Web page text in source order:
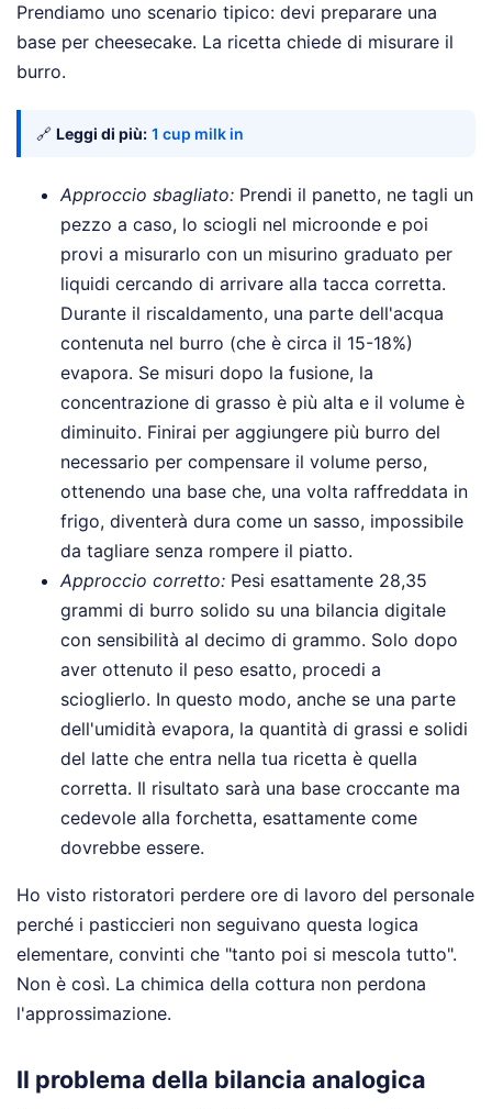
Prendiamo uno scenario tipico: devi preparare una
base per cheesecake. La ricetta chiede di misurare il
burro.
🔗 Leggi di più: 1 cup milk in
Approccio sbagliato: Prendi il panetto, ne tagli un
pezzo a caso, lo sciogli nel microonde e poi
provi a misurarlo con un misurino graduato per
liquidi cercando di arrivare alla tacca corretta.
Durante il riscaldamento, una parte dell'acqua
contenuta nel burro (che è circa il 15-18%)
evapora. Se misuri dopo la fusione, la
concentrazione di grasso è più alta e il volume è
diminuito. Finirai per aggiungere più burro del
necessario per compensare il volume perso,
ottenendo una base che, una volta raffreddata in
frigo, diventerà dura come un sasso, impossibile
da tagliare senza rompere il piatto.
Approccio corretto: Pesi esattamente 28,35
grammi di burro solido su una bilancia digitale
con sensibilità al decimo di grammo. Solo dopo
aver ottenuto il peso esatto, procedi a
scioglierlo. In questo modo, anche se una parte
dell'umidità evapora, la quantità di grassi e solidi
del latte che entra nella tua ricetta è quella
corretta. Il risultato sarà una base croccante ma
cedevole alla forchetta, esattamente come
dovrebbe essere.
Ho visto ristoratori perdere ore di lavoro del personale
perché i pasticcieri non seguivano questa logica
elementare, convinti che "tanto poi si mescola tutto".
Non è così. La chimica della cottura non perdona
l'approssimazione.
Il problema della bilancia analogica